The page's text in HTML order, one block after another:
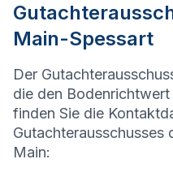
Main-Spessart
Der
die den
finden Sie die
Gutachterausschusses
Main: